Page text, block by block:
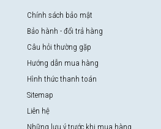
Chính sách bảo mật
Bảo hành - đổi trả hàng
Câu hỏi thường gặp
Hướng dẫn mua hàng
Hình thức thanh toán
Sitemap
Liên hệ
Những lưu ý trước khi mua hàng